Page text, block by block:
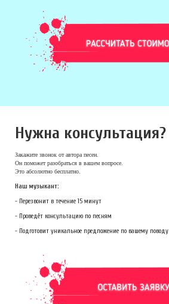
Нужна консультация?
Закажите звонок от автора песен.
Он поможет разобраться в вашем вопросе.
Это абсолютно бесплатно.
Наш музыкант:
- Перезвонит в течение 15 минут
- Проведёт консультацию по песням
- Подготовит уникальное предложение по вашему поводу